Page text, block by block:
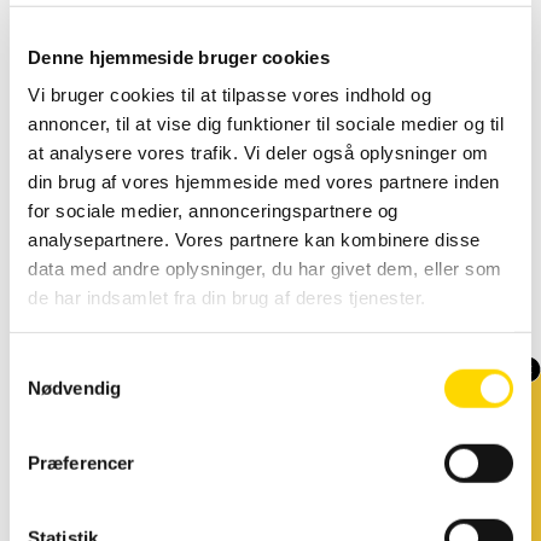
Denne hjemmeside bruger cookies
Vi bruger cookies til at tilpasse vores indhold og
annoncer, til at vise dig funktioner til sociale medier og til
at analysere vores trafik. Vi deler også oplysninger om
din brug af vores hjemmeside med vores partnere inden
for sociale medier, annonceringspartnere og
analysepartnere. Vores partnere kan kombinere disse
data med andre oplysninger, du har givet dem, eller som
de har indsamlet fra din brug af deres tjenester.
Nødvendig
Præferencer
DKK975.00
Inkl. momsDKK 1,218.75
DKK2,148.00
Inkl. momsDKK2,685.00
Tilbud
– Glasmontre
Nye produkter
15 U-form 4 x
6 m - sort
28,336.00
modtag varen dagen
Gælder ikke varer med tryk
Leveringstider står på